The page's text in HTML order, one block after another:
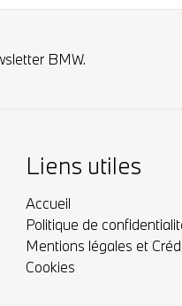
BMW.
Liens utiles
Accueil
Politique de
Mentions légales et
Cookies